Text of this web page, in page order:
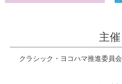
主催
クラシック・ヨコハマ推進委員会